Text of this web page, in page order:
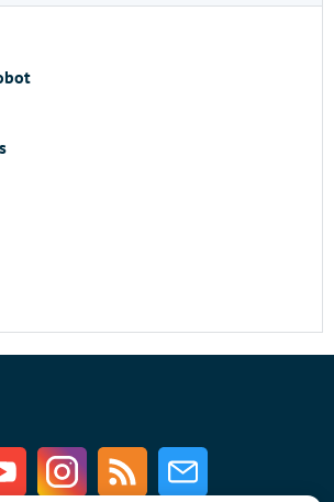
Youtube InstagramRSS Newsletter